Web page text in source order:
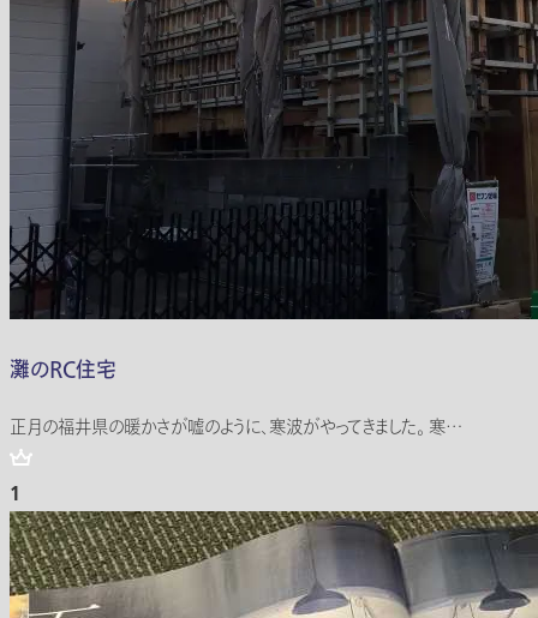
灘のRC住宅
正月の福井県の暖かさが嘘のように、寒波がやってきました。 寒…
1